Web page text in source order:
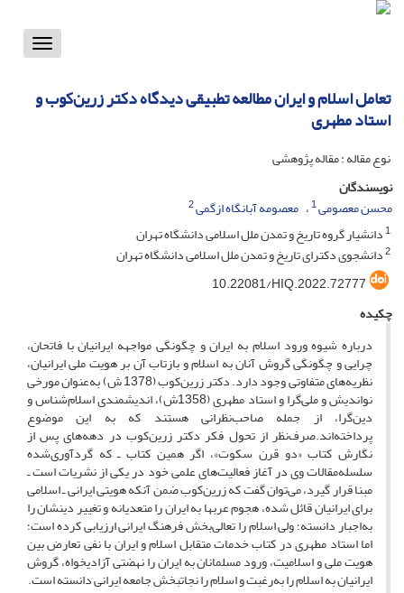
Toggle
تعامل اسلام و ایران مطالعه تطبیقی دیدگاه دکتر زرین‌کوب و
استاد مطهری
نوع مقاله : مقاله پژوهشی
نویسندگان
محسن معصومی1 معصومه آبانگاه ازگمی2
1دانشیار گروه تاریخ و تمدن ملل اسلامی دانشگاه تهران
2دانشجوی دکترای تاریخ و تمدن ملل اسلامی دانشگاه تهران
10.22081/HIQ.2022.72777
چکیده
درباره شیوه ورود اسلام به ایران و چگونگی مواجهه ایرانیان با فاتحان،
چرایی و چگونگی گروش آنان به اسلام و بازتاب آن بر هویت ملی ایرانیان،
نظریه‌های متفاوتی وجود دارد. دکتر زرین‌کوب (1378 ش) به‌عنوان مورخی
نواندیش و ملی‌گرا و استاد مطهری (1358ش)، اندیشمندی اسلام‌شناس و
دین‌گرا، از جمله صاحب‌نظرانی هستند که به این موضوع
پرداخته‌اند.صرف‌نظر از تحول فکر دکتر زرین‌کوب در دهه‌های پس از
نگارش کتاب «دو قرن سکوت»، اگر همین کتاب ـ که گردآوری‌شده
سلسله‌مقالات وی در آغاز فعالیت‌های علمی خود در یکی از نشریات است ـ
مبنا قرار گیرد، می‌توان گفت که زرین‌کوب ضمن آنکه هویتی ایرانی ـ اسلامی
برای ایرانیان قائل شده، هجوم عربها به ایران را متعدیانه و تغییر دینشان را
به‌اجبار دانسته؛ ولی اسلام را تعالی‌بخش فرهنگ ایرانی ارزیابی کرده است؛
اما استاد مطهری در کتاب خدمات متقابل اسلام و ایران با نفی تعارض بین
هویت ملی و اسلامیت، ورود مسلمانان به ایران را نهضتی آزادیخواه، گروش
ایرانیان به اسلام را به‌رغبت و اسلام را نجاتبخش جامعه ایرانی دانسته است.